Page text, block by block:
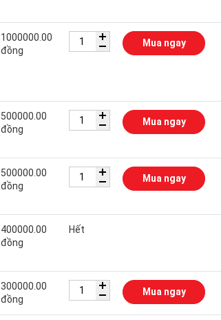
1000000.00
đồng
Mua ngay
500000.00
đồng
Mua ngay
500000.00
đồng
Mua ngay
400000.00
đồng
Hết
300000.00
đồng
Mua ngay